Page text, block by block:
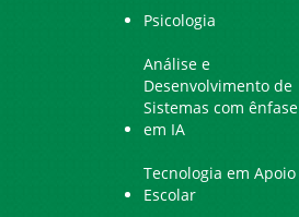
Psicologia
Análise e
Desenvolvimento de
Sistemas com ênfase
em IA
Tecnologia em Apoio
Escolar